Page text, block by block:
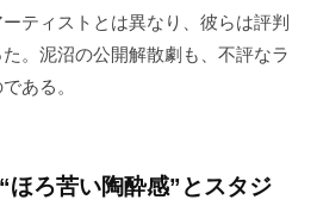
ティストとは異なり、彼らは評判
。泥沼の公開解散劇も、不評なラ
ある。
ろ苦い陶酔感”とスタジ